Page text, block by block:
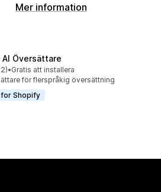
Mer information
AI Översättare
totalt
•Gratis att installera
för flerspråkig översättning
Shopify